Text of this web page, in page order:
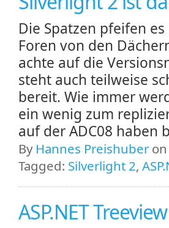
Die Spatzen pfeifen
Foren von den
achte auf die
steht auch teilweise
bereit. Wie immer
ein wenig zum
auf der ADC08 haben
By Hannes Preishuber
Tagged: Silverlight 2,
ASP.NET